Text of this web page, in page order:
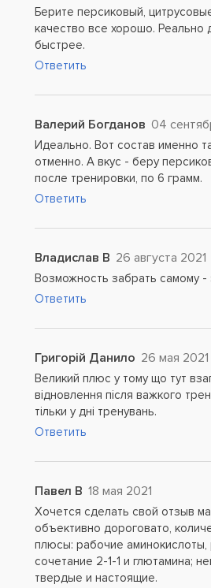
Берите персиковый,
качество все хорошо. Реально
быстрее.
Ответить
Валерий Богданов 04
Идеально. Вот состав именно
отменно. А вкус - беру
после тренировки, по 6 грамм.
Ответить
Владислав В 26 августа 2021
Возможность забрать самому -
Ответить
Григорій Данило 26 мая 2021
Великий плюс у тому що тут
відновлення після важкого
тільки у дні тренувань.
Ответить
Павел В 18 мая 2021
Хочется сделать свой отзыв
объективно дороговато,
плюсы: рабочие
сочетание 2-1-1 и глютамина;
твердые и настоящие.